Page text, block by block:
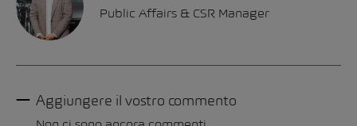
Public Affairs & CSR Manager
Aggiungere il vostro commento